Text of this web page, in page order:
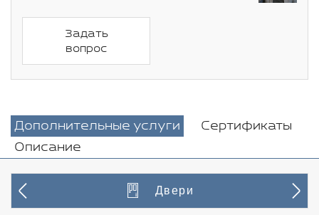
Задать
вопрос
Дополнительные услуги
Сертификаты
Описание
Двери